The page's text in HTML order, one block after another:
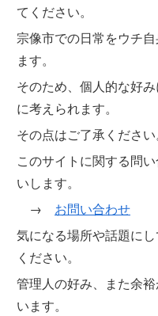
てください。
宗像市での日常をウチ
ます。
そのため、個人的な好
に考えられます。
その点はご了承ください
このサイトに関する問
いします。
→ お問い合わせ
気になる場所や話題に
ください。
管理人の好み、また余
います。